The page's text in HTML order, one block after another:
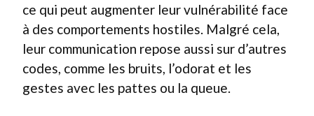
ce qui peut augmenter leur vulnérabilité face
à des comportements hostiles. Malgré cela,
leur communication repose aussi sur d’autres
codes, comme les bruits, l’odorat et les
gestes avec les pattes ou la queue.